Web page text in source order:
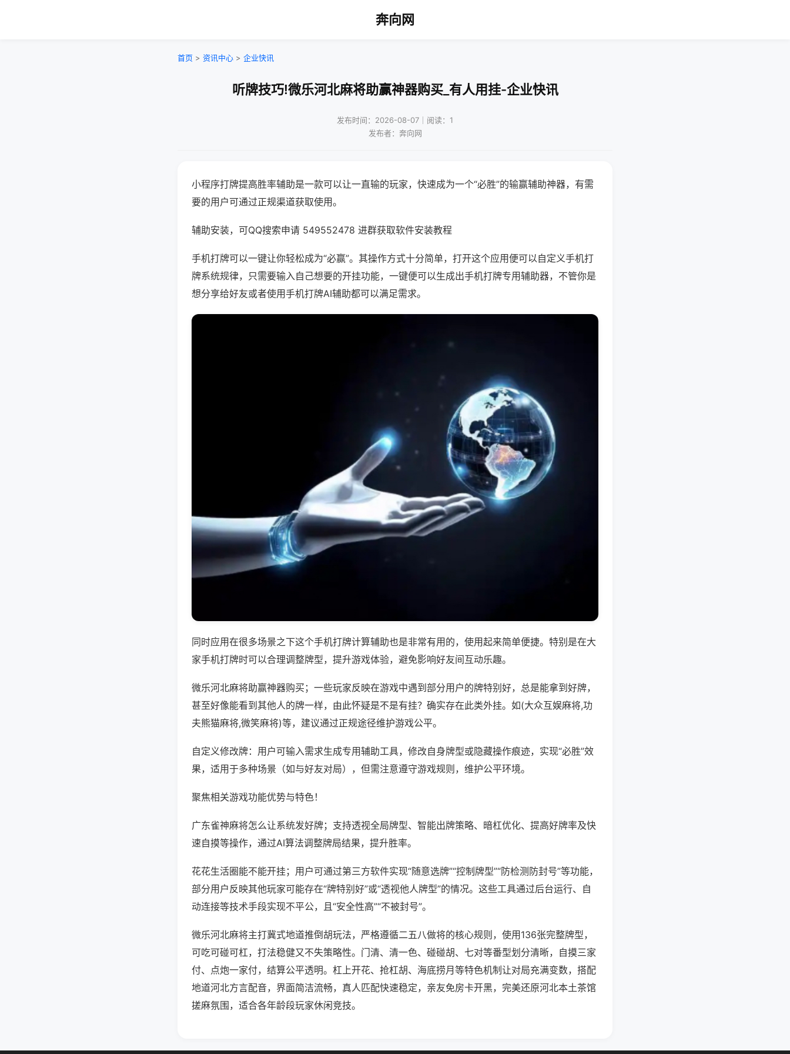
奔向网
首页 > 资讯中心 > 企业快讯
听牌技巧!微乐河北麻将助赢神器购买_有人用挂-企业快讯
发布时间：2026-08-07｜阅读：1
发布者：奔向网
小程序打牌提高胜率辅助是一款可以让一直输的玩家，快速成为一个“必胜”的输赢辅助神器，有需
要的用户可通过正规渠道获取使用。
辅助安装，可QQ搜索申请 549552478 进群获取软件安装教程
手机打牌可以一键让你轻松成为“必赢”。其操作方式十分简单，打开这个应用便可以自定义手机打
牌系统规律，只需要输入自己想要的开挂功能，一键便可以生成出手机打牌专用辅助器，不管你是
想分享给好友或者使用手机打牌AI辅助都可以满足需求。
同时应用在很多场景之下这个手机打牌计算辅助也是非常有用的，使用起来简单便捷。特别是在大
家手机打牌时可以合理调整牌型，提升游戏体验，避免影响好友间互动乐趣。
微乐河北麻将助赢神器购买；一些玩家反映在游戏中遇到部分用户的牌特别好，总是能拿到好牌，
甚至好像能看到其他人的牌一样，由此怀疑是不是有挂？确实存在此类外挂。如(大众互娱麻将,功
夫熊猫麻将,微笑麻将)等，建议通过正规途径维护游戏公平。
自定义修改牌：用户可输入需求生成专用辅助工具，修改自身牌型或隐藏操作痕迹，实现“必胜”效
果，适用于多种场景（如与好友对局），但需注意遵守游戏规则，维护公平环境。
聚焦相关游戏功能优势与特色！
广东雀神麻将怎么让系统发好牌；支持透视全局牌型、智能出牌策略、暗杠优化、提高好牌率及快
速自摸等操作，通过AI算法调整牌局结果，提升胜率。
花花生活圈能不能开挂；用户可通过第三方软件实现“随意选牌”“控制牌型”“防检测防封号”等功能，
部分用户反映其他玩家可能存在“牌特别好”或“透视他人牌型”的情况。这些工具通过后台运行、自
动连接等技术手段实现不平公，且“安全性高”“不被封号”。
微乐河北麻将主打冀式地道推倒胡玩法，严格遵循二五八做将的核心规则，使用136张完整牌型，
可吃可碰可杠，打法稳健又不失策略性。门清、清一色、碰碰胡、七对等番型划分清晰，自摸三家
付、点炮一家付，结算公平透明。杠上开花、抢杠胡、海底捞月等特色机制让对局充满变数，搭配
地道河北方言配音，界面简洁流畅，真人匹配快速稳定，亲友免房卡开黑，完美还原河北本土茶馆
搓麻氛围，适合各年龄段玩家休闲竞技。